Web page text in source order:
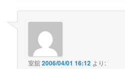
室舘2006/04/01 16:12 より: